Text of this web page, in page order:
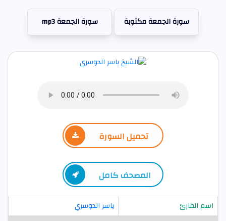
سورة الجمعة مكتوبة سورة الجمعة mp3
تحميل السورة
المصحف كامل
اسم القارئ
ياسر الدوسري